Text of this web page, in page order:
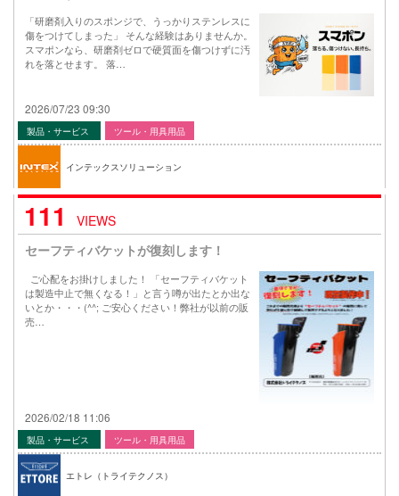
「研磨剤入りのスポンジで、うっかりステンレスに
傷をつけてしまった」 そんな経験はありませんか。
スマポンなら、研磨剤ゼロで硬質面を傷つけずに汚
れを落とせます。 落…
2026/07/23 09:30
製品・サービス ツール・用具用品
インテックスソリューション
111
VIEWS
セーフティバケットが復刻します！
ご心配をお掛けしました！ 「セーフティバケット
は製造中止で無くなる！」と言う噂が出たとか出な
いとか・・・(^^; ご安心ください！弊社が以前の販
売…
2026/02/18 11:06
製品・サービス ツール・用具用品
エトレ（トライテクノス）